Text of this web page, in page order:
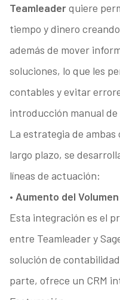
Teamleaderquiere
tiempo y dinero
además de mover
soluciones, lo que les
contables y evitar
introducción manual de
La estrategia de
largo plazo, se
líneas de actuación:
• Aumento del
Esta integración es el
entre Teamleader y
solución de
parte, ofrece un CRM